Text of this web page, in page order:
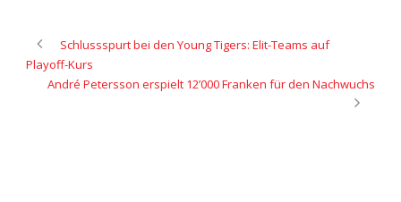
Schlussspurt bei den Young Tigers: Elit-Teams auf
Playoff-Kurs
André Petersson erspielt 12’000 Franken für den Nachwuchs